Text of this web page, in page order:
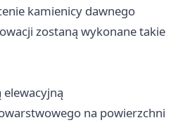
kamienicy dawnego
zostaną wykonane takie
na powierzchni